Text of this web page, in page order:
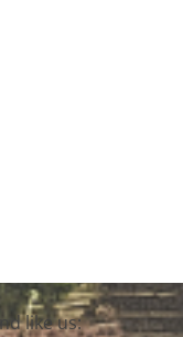
like us: